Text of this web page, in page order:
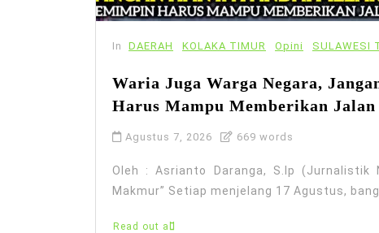
In DAERAH KOLAKA TIMUR Opini SULAWESI
Waria Juga Warga Negara,
Harus Mampu Memberikan Jalan
Agustus 7, 2026 669 words
Oleh : Asrianto Daranga, S.Ip
Makmur” Setiap menjelang 17 Agustus,
Read out all